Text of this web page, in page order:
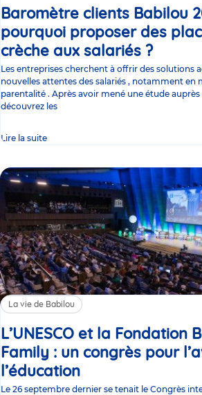
Baromètre clients Babilou
pourquoi proposer des
crèche aux salariés ?Article
Les entreprises cherchent à offrir des solutions
nouvelles attentes des salariés , notamment en
parentalité . Après avoir mené une étude auprès
découvrez les
Lire la suite
La vie de Babilou
L’UNESCO et la Fondation
Family : un congrès pour
l’éducation
Le 26 septembre dernier se tenait le Congrès